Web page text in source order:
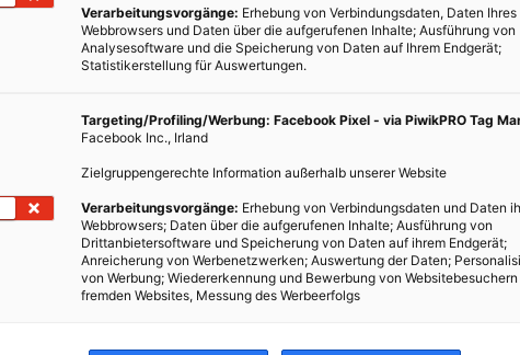
zu
Markt
TEILEN
Verarbeitungsvorgänge: Erhebung von Verbindungsdaten, Daten Ihres
Webbrowsers und Daten über die aufgerufenen Inhalte; Ausführung von
Analysesoftware und die Speicherung von Daten auf Ihrem Endgerät;
Statistikerstellung für Auswertungen.
Targeting/Profiling/Werbung: Facebook Pixel - via PiwikPRO Tag
Facebook Inc., Irland
Zielgruppengerechte Information außerhalb unserer Website
Verarbeitungsvorgänge: Erhebung von Verbindungsdaten und Daten
Webbrowsers; Daten über die aufgerufenen Inhalte; Ausführung von
Drittanbietersoftware und Speicherung von Daten auf ihrem Endgerät;
Anreicherung von Werbenetzwerken; Auswertung der Daten;
von Werbung; Wiedererkennung und Bewerbung von
fremden Websites, Messung des Werbeerfolgs